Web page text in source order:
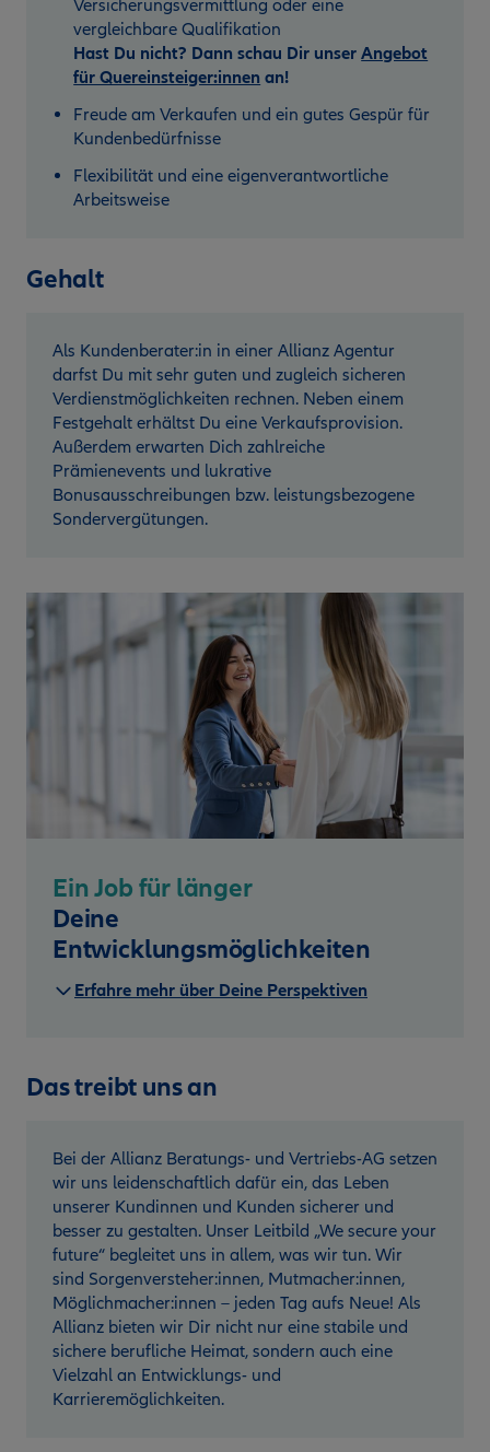
Versicherungsvermittlung oder eine
vergleichbare Qualifikation
Hast Du nicht? Dann schau Dir unserAngebot
für Quereinsteiger:innen an!
Freude am Verkaufen und ein gutes Gespür für
Kundenbedürfnisse
Flexibilität und eine eigenverantwortliche
Arbeitsweise
Gehalt
Als Kundenberater:in in einer Allianz Agentur
darfst Du mit sehr guten und zugleich sicheren
Verdienstmöglichkeiten rechnen. Neben einem
Festgehalt erhältst Du eine Verkaufsprovision.
Außerdem erwarten Dich zahlreiche
Prämienevents und lukrative
Bonusausschreibungen bzw. leistungsbezogene
Sondervergütungen.
Ein Job für länger
Deine
Entwicklungsmöglichkeiten
Erfahre mehr über Deine Perspektiven
Das treibt uns an
Bei der Allianz Beratungs- und Vertriebs-AG setzen
wir uns leidenschaftlich dafür ein, das Leben
unserer Kundinnen und Kunden sicherer und
besser zu gestalten. Unser Leitbild „We secure your
future“ begleitet uns in allem, was wir tun. Wir
sind Sorgenversteher:innen, Mutmacher:innen,
Möglichmacher:innen – jeden Tag aufs Neue! Als
Allianz bieten wir Dir nicht nur eine stabile und
sichere berufliche Heimat, sondern auch eine
Vielzahl an Entwicklungs- und
Karrieremöglichkeiten.